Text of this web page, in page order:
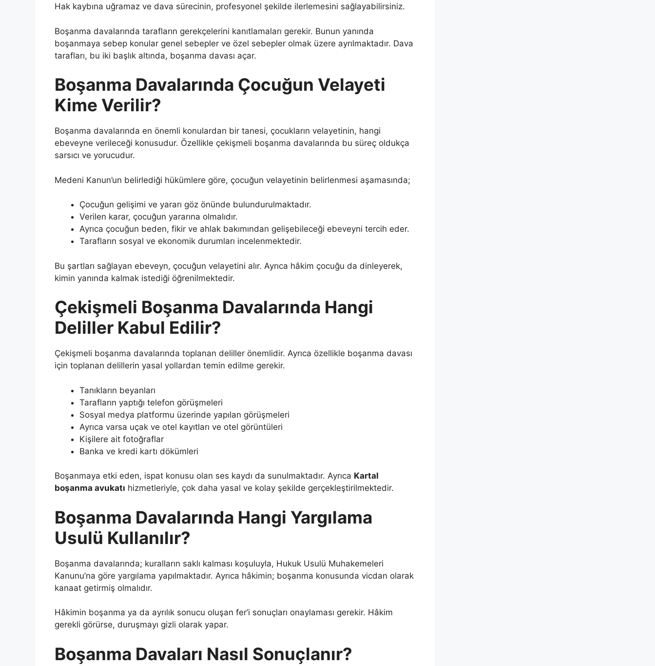
Hak kaybına uğramaz ve dava sürecinin, profesyonel şekilde ilerlemesini sağlayabilirsiniz.
Boşanma davalarında tarafların gerekçelerini kanıtlamaları gerekir. Bunun yanında
boşanmaya sebep konular genel sebepler ve özel sebepler olmak üzere ayrılmaktadır. Dava
tarafları, bu iki başlık altında, boşanma davası açar.
Boşanma Davalarında Çocuğun Velayeti
Kime Verilir?
Boşanma davalarında en önemli konulardan bir tanesi, çocukların velayetinin, hangi
ebeveyne verileceği konusudur. Özellikle çekişmeli boşanma davalarında bu süreç oldukça
sarsıcı ve yorucudur.
Medeni Kanun’un belirlediği hükümlere göre, çocuğun velayetinin belirlenmesi aşamasında;
Çocuğun gelişimi ve yararı göz önünde bulundurulmaktadır.
Verilen karar, çocuğun yararına olmalıdır.
Ayrıca çocuğun beden, fikir ve ahlak bakımından gelişebileceği ebeveyni tercih eder.
Tarafların sosyal ve ekonomik durumları incelenmektedir.
Bu şartları sağlayan ebeveyn, çocuğun velayetini alır. Ayrıca hâkim çocuğu da dinleyerek,
kimin yanında kalmak istediği öğrenilmektedir.
Çekişmeli Boşanma Davalarında Hangi
Deliller Kabul Edilir?
Çekişmeli boşanma davalarında toplanan deliller önemlidir. Ayrıca özellikle boşanma davası
için toplanan delillerin yasal yollardan temin edilme gerekir.
Tanıkların beyanları
Tarafların yaptığı telefon görüşmeleri
Sosyal medya platformu üzerinde yapılan görüşmeleri
Ayrıca varsa uçak ve otel kayıtları ve otel görüntüleri
Kişilere ait fotoğraflar
Banka ve kredi kartı dökümleri
Boşanmaya etki eden, ispat konusu olan ses kaydı da sunulmaktadır. Ayrıca Kartal
boşanma avukatı hizmetleriyle, çok daha yasal ve kolay şekilde gerçekleştirilmektedir.
Boşanma Davalarında Hangi Yargılama
Usulü Kullanılır?
Boşanma davalarında; kuralların saklı kalması koşuluyla, Hukuk Usulü Muhakemeleri
Kanunu’na göre yargılama yapılmaktadır. Ayrıca hâkimin; boşanma konusunda vicdan olarak
kanaat getirmiş olmalıdır.
Hâkimin boşanma ya da ayrılık sonucu oluşan fer’i sonuçları onaylaması gerekir. Hâkim
gerekli görürse, duruşmayı gizli olarak yapar.
Boşanma Davaları Nasıl Sonuçlanır?